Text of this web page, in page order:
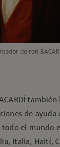
de ron
también
de ayuda
todo el mundo
Italia, Haití,